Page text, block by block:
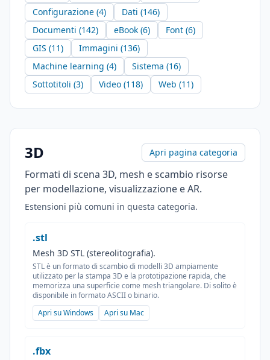
Configurazione (4)
Dati (146)
Documenti (142)
eBook (6)
Font (6)
GIS (11)
Immagini (136)
Machine learning (4)
Sistema (16)
Sottotitoli (3)
Video (118) Web (11)
3D Apri pagina categoria
Formati di scena 3D, mesh e scambio risorse
per modellazione, visualizzazione e AR.
Estensioni più comuni in questa categoria.
.stl
Mesh 3D STL (stereolitografia).
STL è un formato di scambio di modelli 3D ampiamente
utilizzato per la stampa 3D e la prototipazione rapida, che
memorizza una superficie come mesh triangolare. Di solito è
disponibile in formato ASCII o binario.
Apri su Windows
Apri su Mac
.fbx